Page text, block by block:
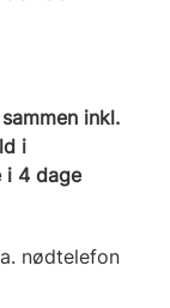
inkl.
i
4 dage
nødtelefon